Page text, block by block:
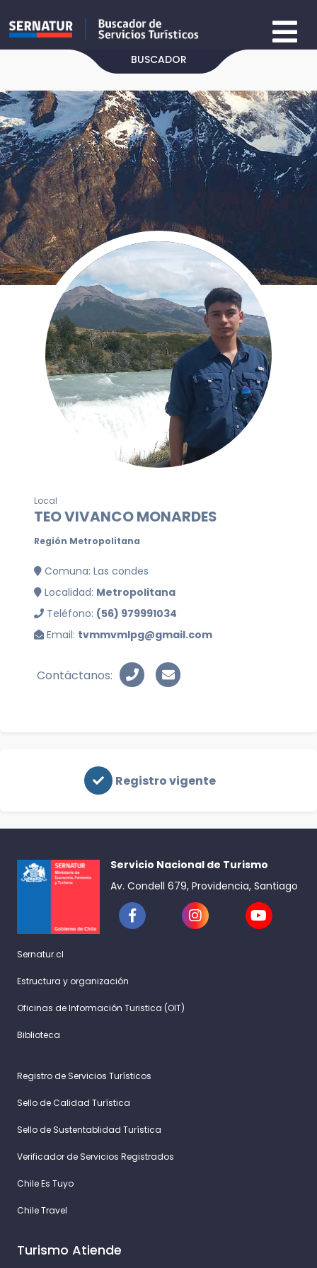
BUSCADOR
Local
TEO VIVANCO MONARDES
Región Metropolitana
Comuna: Las condes
Localidad: Metropolitana
Teléfono: (56) 979991034
Email: tvmmvmlpg@gmail.com
Contáctanos:
Registro vigente
Servicio Nacional de Turismo
Av. Condell 679, Providencia, Santiago
Sernatur.cl
Estructura y organización
Oficinas de Información Turistica (OIT)
Biblioteca
Registro de Servicios Turísticos
Sello de Calidad Turística
Sello de Sustentablidad Turística
Verificador de Servicios Registrados
Chile Es Tuyo
Chile Travel
Turismo Atiende